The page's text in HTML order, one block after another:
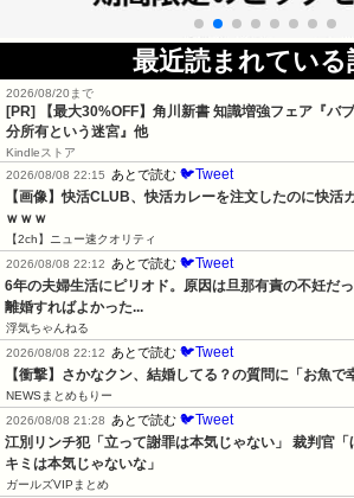
最近読まれている
2026/08/20まで
[PR]
【最大30%OFF】角川新書 知識増強フェア『
分所有という迷宮』他
Kindleストア
2026/08/08 22:15
あとで読む 🐦Tweet
【画像】快活CLUB、快活カレーを注文したのに快活
ｗｗｗ
【2ch】ニュー速クオリティ
2026/08/08 22:12
あとで読む 🐦Tweet
6年の夫婦生活にピリオド。原因は旦那有責の不妊だ
離婚すればよかった...
浮気ちゃんねる
2026/08/08 22:12
あとで読む 🐦Tweet
【衝撃】さかなクン、結婚してる？の質問に「お魚で
NEWSまとめもりー
2026/08/08 21:28
あとで読む 🐦Tweet
江別リンチ犯「立って謝罪は本気じゃない」 裁判官
キミは本気じゃないな」
ガールズVIPまとめ